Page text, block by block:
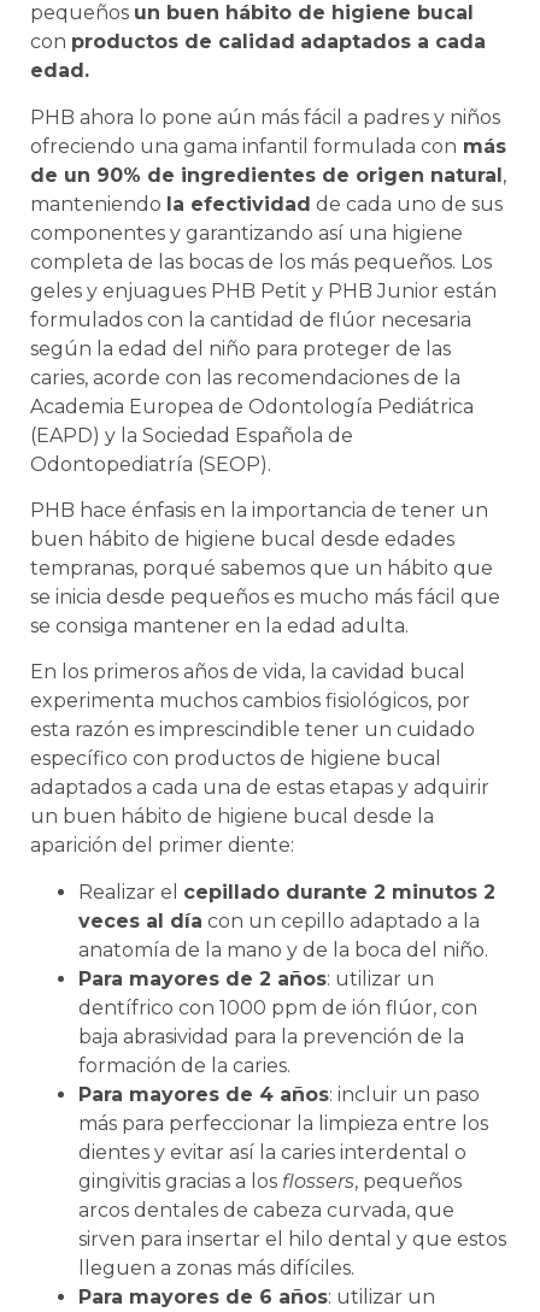
pequeños un buen hábito de higiene bucal
con productos de calidad adaptados a cada
edad.
PHB ahora lo pone aún más fácil a padres y niños
ofreciendo una gama infantil formulada con más
de un 90% de ingredientes de origen natural,
manteniendo la efectividad de cada uno de sus
componentes y garantizando así una higiene
completa de las bocas de los más pequeños. Los
geles y enjuagues PHB Petit y PHB Junior están
formulados con la cantidad de flúor necesaria
según la edad del niño para proteger de las
caries, acorde con las recomendaciones de la
Academia Europea de Odontología Pediátrica
(EAPD) y la Sociedad Española de
Odontopediatría (SEOP).
PHB hace énfasis en la importancia de tener un
buen hábito de higiene bucal desde edades
tempranas, porqué sabemos que un hábito que
se inicia desde pequeños es mucho más fácil que
se consiga mantener en la edad adulta.
En los primeros años de vida, la cavidad bucal
experimenta muchos cambios fisiológicos, por
esta razón es imprescindible tener un cuidado
específico con productos de higiene bucal
adaptados a cada una de estas etapas y adquirir
un buen hábito de higiene bucal desde la
aparición del primer diente:
Realizar el cepillado durante 2 minutos 2
veces al día con un cepillo adaptado a la
anatomía de la mano y de la boca del niño.
Para mayores de 2 años: utilizar un
dentífrico con 1000 ppm de ión flúor, con
baja abrasividad para la prevención de la
formación de la caries.
Para mayores de 4 años: incluir un paso
más para perfeccionar la limpieza entre los
dientes y evitar así la caries interdental o
gingivitis gracias a los flossers, pequeños
arcos dentales de cabeza curvada, que
sirven para insertar el hilo dental y que estos
lleguen a zonas más difíciles.
Para mayores de 6 años: utilizar un